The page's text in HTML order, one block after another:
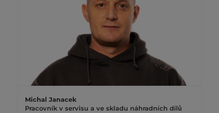
Michal Janacek
Pracovník v servisu a ve skladu náhradních dílů